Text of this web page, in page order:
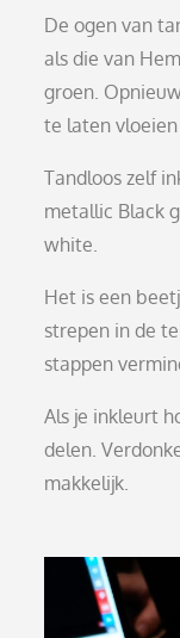
De ogen van
als die van
groen.
te laten
Tandloos zelf
metallic Black
white.
Het is een
strepen in de
stappen
Als je inkleurt
delen.
makkelijk.